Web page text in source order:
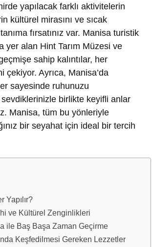
yapılacak farklı aktivitelerin
kültürel mirasını ve sıcak
fırsatınız var. Manisa turistik
yer alan Hint Tarım Müzesi ve
sahip kalıntılar, her
çekiyor. Ayrıca, Manisa’da
sayesinde ruhunuzu
birlikte keyifli anlar
Manisa, tüm bu yönleriyle
bir seyahat için ideal bir tercih
Yapılır?
ve Kültürel Zenginlikleri
ile Baş Başa Zaman Geçirme
Keşfedilmesi Gereken Lezzetler